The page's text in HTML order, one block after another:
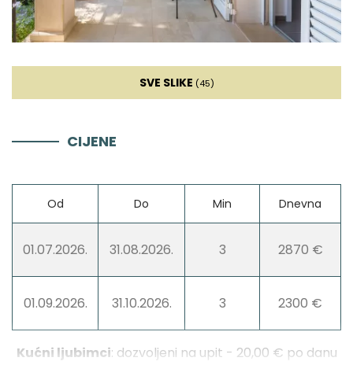
Kuhinja
Štednjak
Mikrovalna
Kuhalo za vodu
Perilica suđa
SVE SLIKE (45)
CIJENE
Od Do Min Dnevna
01.07.2026. 31.08.2026. 3 2870 €
01.09.2026. 31.10.2026. 3 2300 €
Kućni ljubimci: dozvoljeni na upit - 20,00 € po danu